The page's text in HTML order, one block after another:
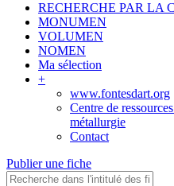
RECHERCHE PAR LA
MONUMEN
VOLUMEN
NOMEN
Ma sélection
+
www.fontesdart.org
Centre de
métallurgie
Contact
Publier une fiche